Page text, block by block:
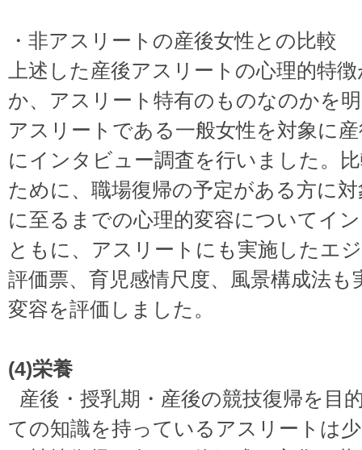
・非アスリートの産後女性との比較
上述した産後アスリートの心理的特
か、アスリート特有のものなのかを
アスリートである一般女性を対象に
にインタビュー調査を行いました。
ために、職場復帰の予定がある方に
に至るまでの心理的変容についてイ
ともに、アスリートにも実施したエ
評価票、育児感情尺度、風景構成法
変容を評価しました。
(4)栄養
産後・授乳期・産後の競技復帰を目
ての知識を持っているアスリートは